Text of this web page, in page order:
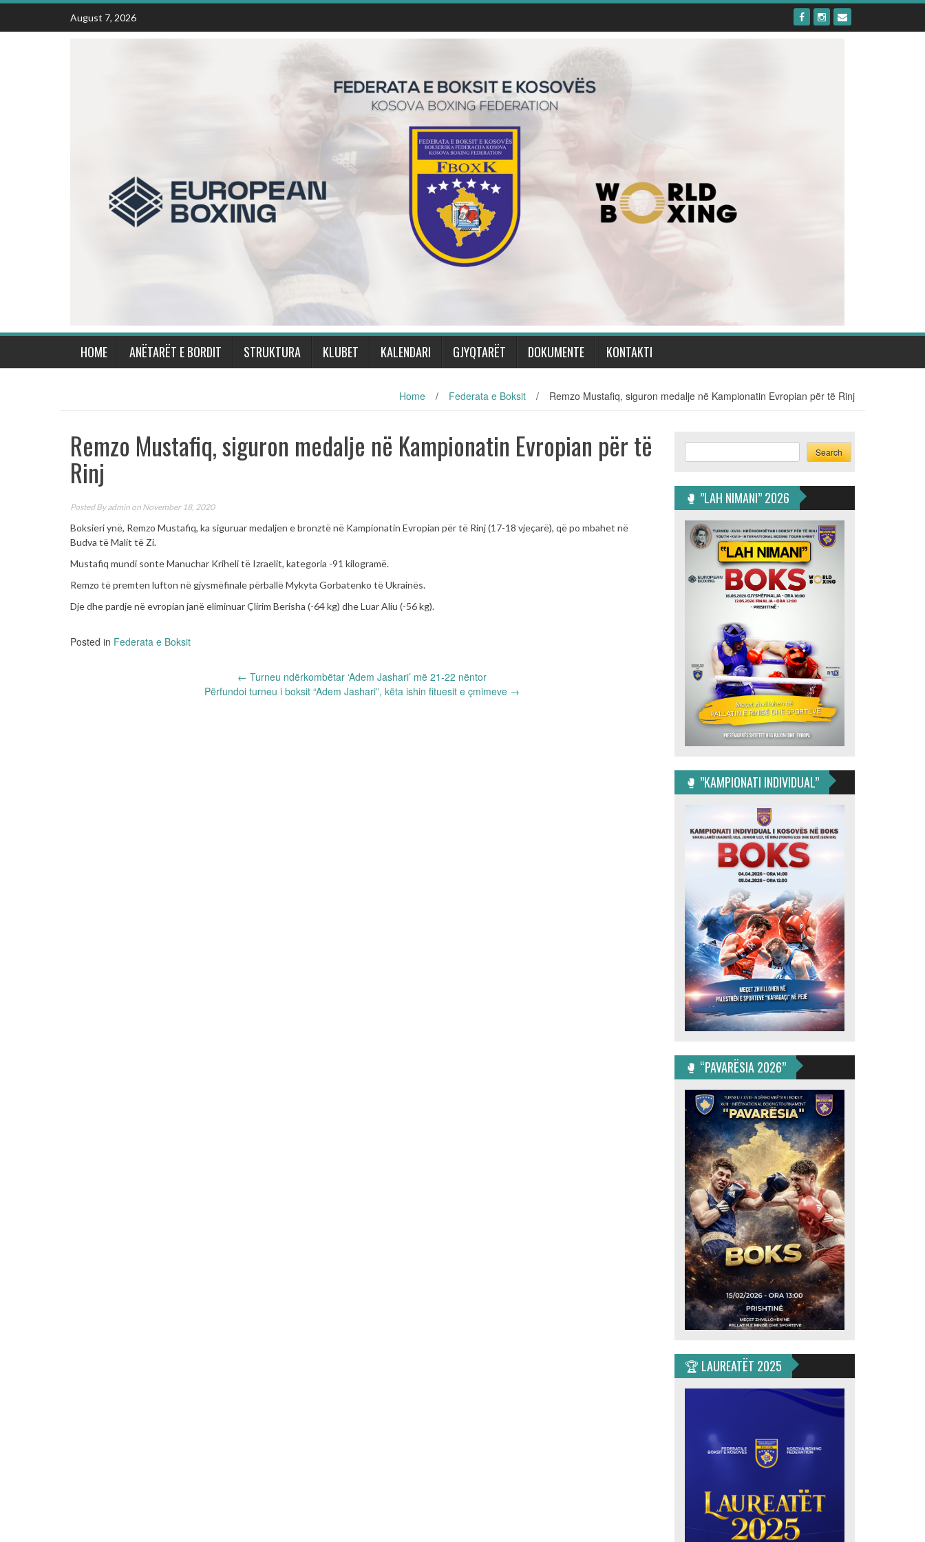
Skip
content
August 7, 2026
HOME ANËTARËT E BORDIT STRUKTURA KLUBET KALENDARI GJYQTARËT DOKUMENTE KONTAKTI
Home / Federata e Boksit / Remzo Mustafiq, siguron medalje në Kampionatin Evropian për të Rinj
Remzo Mustafiq, siguron medalje në Kampionatin Evropian për të
Rinj
Posted Byadmin on November 18, 2020
Boksieri ynë, Remzo Mustafiq, ka siguruar medaljen e bronztë në Kampionatin Evropian për të Rinj (17-18 vjeçarë), që po mbahet në
Budva të Malit të Zi.
Mustafiq mundi sonte Manuchar Kriheli të Izraelit, kategoria -91 kilogramë.
Remzo të premten lufton në gjysmëfinale përballë Mykyta Gorbatenko të Ukrainës.
Dje dhe pardje në evropian janë eliminuar Çlirim Berisha (-64 kg) dhe Luar Aliu (-56 kg).
Posted in Federata e Boksit
← Turneu ndërkombëtar ‘Adem Jashari’ më 21-22 nëntor
​Përfundoi turneu i boksit “Adem Jashari”, këta ishin fituesit e çmimeve →
Search Search
🥊 ”LAH NIMANI” 2026
🥊 ”KAMPIONATI INDIVIDUAL”
🥊 “PAVARËSIA 2026”
🏆 LAUREATËT 2025